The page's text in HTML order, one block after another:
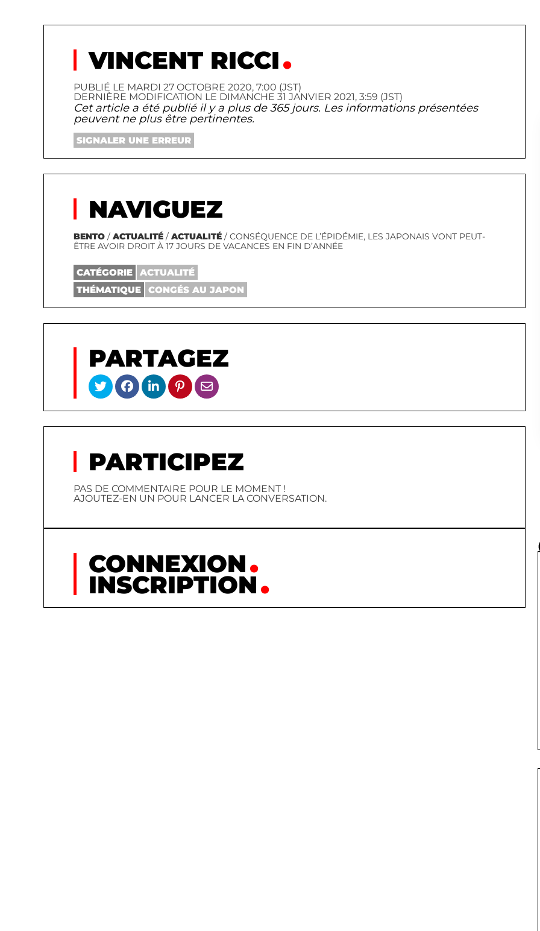
VINCENT RICCI
PUBLIÉ LE MARDI 27 OCTOBRE 2020, 7:00 (JST)
DERNIÈRE MODIFICATION LE DIMANCHE 31 JANVIER 2021, 3:59 (JST)
Cet article a été publié il y a plus de 365 jours. Les informations présentées
peuvent ne plus être pertinentes.
SIGNALER UNE ERREUR
NAVIGUEZ
BENTO/ ACTUALITÉ/ ACTUALITÉ/ CONSÉQUENCE DE L’ÉPIDÉMIE, LES JAPONAIS VONT PEUT-
ÊTRE AVOIR DROIT À 17 JOURS DE VACANCES EN FIN D’ANNÉE
CATÉGORIE
ACTUALITÉ
THÉMATIQUE
CONGÉS AU JAPON
PARTAGEZ
PARTICIPEZ
PAS DE COMMENTAIRE POUR LE MOMENT !
AJOUTEZ-EN UN POUR LANCER LA CONVERSATION.
CONNEXION
INSCRIPTION